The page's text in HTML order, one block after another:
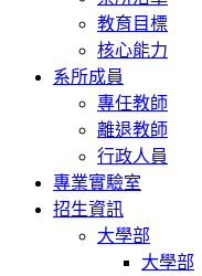
教育目標
核心能力
系所成員
專任教師
離退教師
行政人員
專業實驗室
招生資訊
大學部
大學部